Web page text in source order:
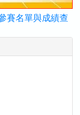
賽名單與成績查